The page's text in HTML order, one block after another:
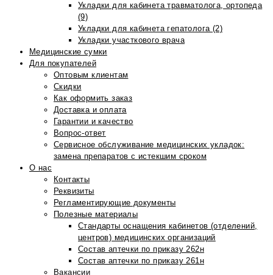
Укладки для кабинета травматолога, ортопеда
(9)
Укладки для кабинета гепатолога (2)
Укладки участкового врача
Медицинские сумки
Для покупателей
Оптовым клиентам
Скидки
Как оформить заказ
Доставка и оплата
Гарантии и качество
Вопрос-ответ
Сервисное обслуживание медицинских укладок:
замена препаратов с истекшим сроком
О нас
Контакты
Реквизиты
Регламентирующие документы
Полезные материалы
Стандарты оснащения кабинетов (отделений,
центров) медицинских организаций
Состав аптечки по приказу 262н
Состав аптечки по приказу 261н
Вакансии